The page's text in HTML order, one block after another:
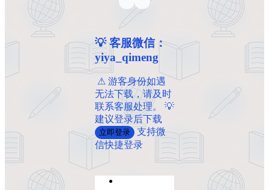
💡 客服微信：
yiya_qimeng
️ ️⚠ 游客身份如遇
无法下载，请及时
联系客服处理。 💡
建议登录后下载
立即登录
支持微
信快捷登录